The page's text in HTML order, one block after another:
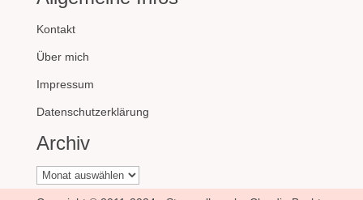
Kontakt
Über mich
Impressum
Datenschutzerklärung
Archiv
Archiv